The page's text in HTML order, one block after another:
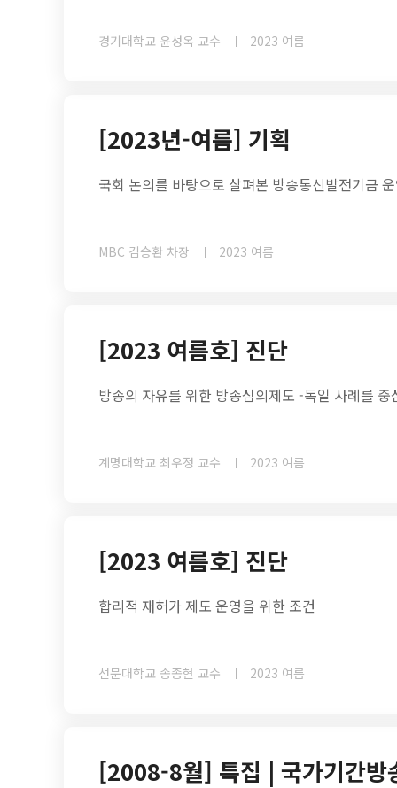
경기대학교 윤성옥 교수 2023 여름
[2023년-여름] 기획
국회 논의를 바탕으로 살펴본 방송통신발전기금
MBC 김승환 차장 2023 여름
[2023 여름호] 진단
방송의 자유를 위한 방송심의제도 -독일 사례를 중
계명대학교 최우정 교수 2023 여름
[2023 여름호] 진단
합리적 재허가 제도 운영을 위한 조건
선문대학교 송종현 교수 2023 여름
[2008-8월] 특집 | 국가기간방